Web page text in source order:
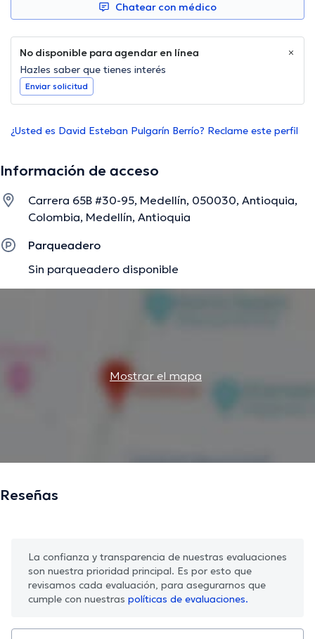
Chatear con médico
No disponible para agendar en línea
Hazles saber que tienes interés
Enviar solicitud
¿Usted es David Esteban Pulgarín Berrío? Reclame este perfil
Información de acceso
Carrera 65B #30-95, Medellín, 050030, Antioquia,
Colombia, Medellín, Antioquia
Parqueadero
Sin parqueadero disponible
Mostrar el mapa
Reseñas
La confianza y transparencia de nuestras evaluaciones
son nuestra prioridad principal. Es por esto que
revisamos cada evaluación, para asegurarnos que
cumple con nuestras políticas de evaluaciones.